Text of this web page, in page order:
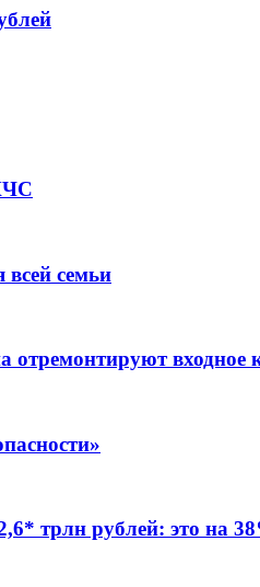
семьи
отремонтируют входное
трлн рублей: это на